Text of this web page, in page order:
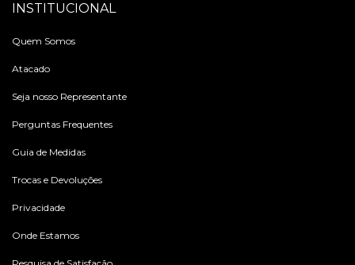
INSTITUCIONAL
Quem Somos
Atacado
Seja nosso Representante
Perguntas Frequentes
Guia de Medidas
Trocas e Devoluções
Privacidade
Onde Estamos